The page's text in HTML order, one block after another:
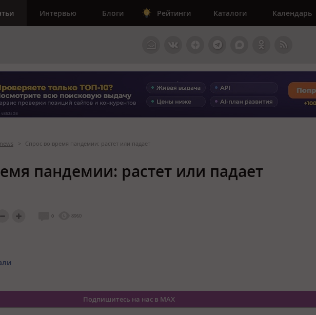
Интервью Блоги Рейтинги Каталоги Календарь
> Спрос во время пандемии: растет или падает
пандемии: растет или падает
0 8960
Подпишитесь на нас в MAX